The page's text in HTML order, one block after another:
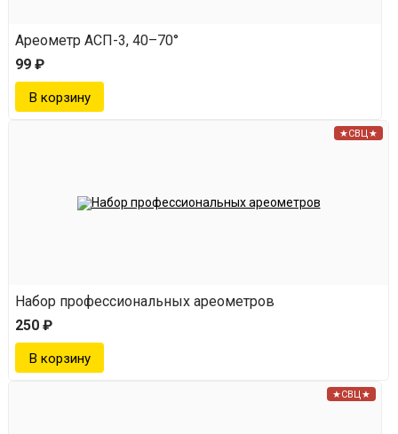
Ареометр АСП-3, 40–70°
99 ₽
★СВЦ★
Набор профессиональных ареометров
250 ₽
★СВЦ★